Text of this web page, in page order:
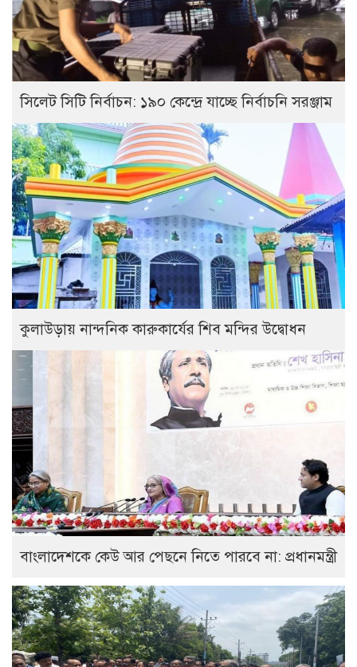
সিলেট সিটি নির্বাচন: ১৯০ কেন্দ্রে যাচ্ছে নির্বাচনি সরঞ্জাম
কুলাউড়ায় নান্দনিক কারুকার্যের শিব মন্দির উদ্বোধন
বাংলাদেশকে কেউ আর পেছনে নিতে পারবে না: প্রধানমন্ত্রী